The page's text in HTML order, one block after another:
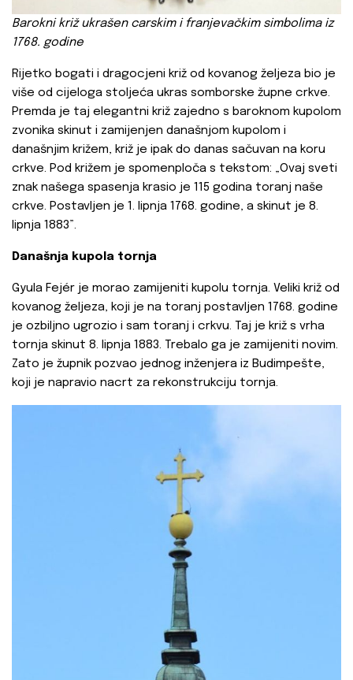
Barokni križ ukrašen carskim i franjevačkim simbolima iz
1768. godine
Rijetko bogati i dragocjeni križ od kovanog željeza bio je
više od cijeloga stoljeća ukras somborske župne crkve.
Premda je taj elegantni križ zajedno s baroknom kupolom
zvonika skinut i zamijenjen današnjom kupolom i
današnjim križem, križ je ipak do danas sačuvan na koru
crkve. Pod križem je spomenploča s tekstom: „Ovaj sveti
znak našega spasenja krasio je 115 godina toranj naše
crkve. Postavljen je 1. lipnja 1768. godine, a skinut je 8.
lipnja 1883”.
Današnja kupola tornja
Gyula Fejér je morao zamijeniti kupolu tornja. Veliki križ od
kovanog željeza, koji je na toranj postavljen 1768. godine
je ozbiljno ugrozio i sam toranj i crkvu. Taj je križ s vrha
tornja skinut 8. lipnja 1883. Trebalo ga je zamijeniti novim.
Zato je župnik pozvao jednog inženjera iz Budimpešte,
koji je napravio nacrt za rekonstrukciju tornja.